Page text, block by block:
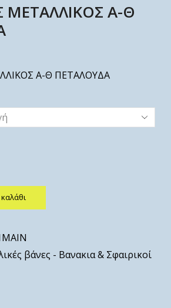
ΜΕΤΑΛΛΙΚΟΣ Α-Θ
Α-Θ ΠΕΤΑΛΟΥΔΑ
βάνες - Βανακια & Σφαιρικοί